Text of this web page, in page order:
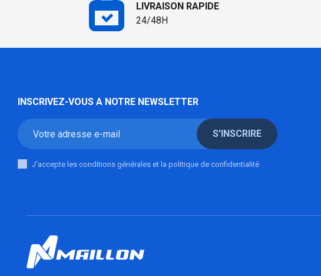
LIVRAISON RAPIDE
24/48H
INSCRIVEZ-VOUS A NOTRE NEWSLETTER
S'INSCRIRE
J'accepte les conditions générales et la politique de confidentialité